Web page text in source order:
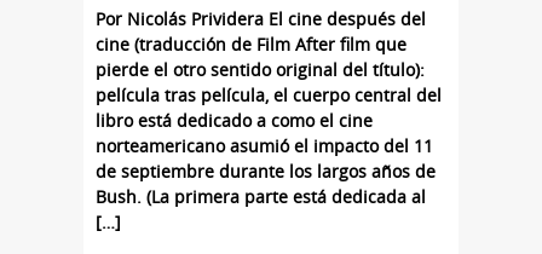
Por Nicolás Prividera El cine después del
cine (traducción de Film After film que
pierde el otro sentido original del título):
película tras película, el cuerpo central del
libro está dedicado a como el cine
norteamericano asumió el impacto del 11
de septiembre durante los largos años de
Bush. (La primera parte está dedicada al
[…]